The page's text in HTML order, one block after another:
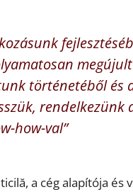
történetéből és
rendelkezünk
how-val”
a cég alapítója és